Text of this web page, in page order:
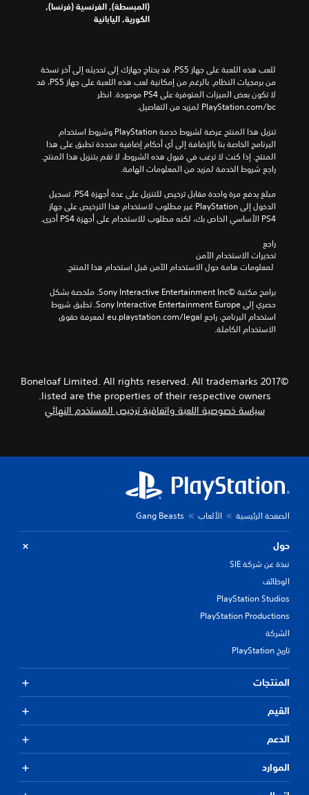
(المبسطة), الفرنسية (فرنسا),
الكورية, اليابانية
‎PlayStation.com/bc لمزيد من التفاصيل.
راجع شروط الخدمة لمزيد من المعلومات الهامة.
PS4 الأساسي الخاص بك، لكنه مطلوب للاستخدام على أجهزة PS4 أخرى.
راجع
تحذيرات الاستخدام الآمن
الاستخدام الكاملة.
©2017 Boneloaf Limited. All rights reserved. All trademarks
listed are the properties of their respective owners.
سياسة خصوصية اللعبة واتفاقية ترخيص المستخدم النهائي
الصفحة الرئيسية الألعاب Gang Beasts
حول
نبذة عن شركة SIE
الوظائف
PlayStation Studios
PlayStation Productions
الشركة
تاريخ PlayStation
المنتجات
القيم
الدعم
الموارد